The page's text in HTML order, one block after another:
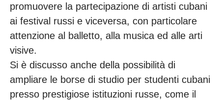
promuovere la partecipazione di artisti cubani
ai festival russi e viceversa, con particolare
attenzione al balletto, alla musica ed alle arti
visive.
Si è discusso anche della possibilità di
ampliare le borse di studio per studenti cubani
presso prestigiose istituzioni russe, come il